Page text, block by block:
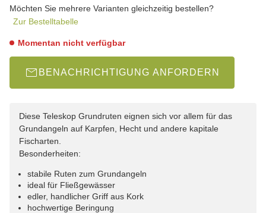
Möchten Sie mehrere Varianten gleichzeitig bestellen?
Zur Bestelltabelle
Momentan nicht verfügbar
BENACHRICHTIGUNG ANFORDERN
Diese Teleskop Grundruten eignen sich vor allem für das
Grundangeln auf Karpfen, Hecht und andere kapitale
Fischarten.
Besonderheiten:
stabile Ruten zum Grundangeln
ideal für Fließgewässer
edler, handlicher Griff aus Kork
hochwertige Beringung